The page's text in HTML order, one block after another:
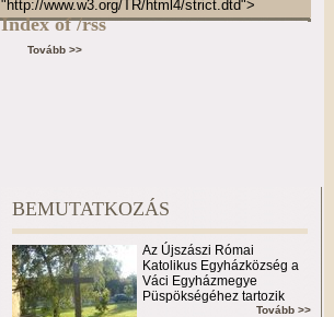
"http://www.w3.org/TR/html4/strict.dtd">
Index of /rss
Tovább >>
BEMUTATKOZÁS
Az Újszászi Római
Katolikus Egyházközség a
Váci Egyházmegye
Püspökségéhez tartozik
Tovább >>